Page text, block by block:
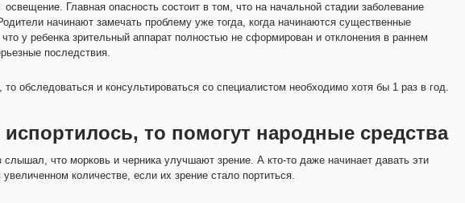
Главная опасность состоит в том, что на начальной стадии заболевание
начинают замечать проблему уже тогда, когда начинаются существенные
у ребенка зрительный аппарат полностью не сформирован и отклонения в раннем
последствия.
обследоваться и консультироваться со специалистом необходимо хотя бы 1 раз в год.
испортилось, то помогут народные средства
что морковь и черника улучшают зрение. А кто-то даже начинает давать эти
количестве, если их зрение стало портиться.